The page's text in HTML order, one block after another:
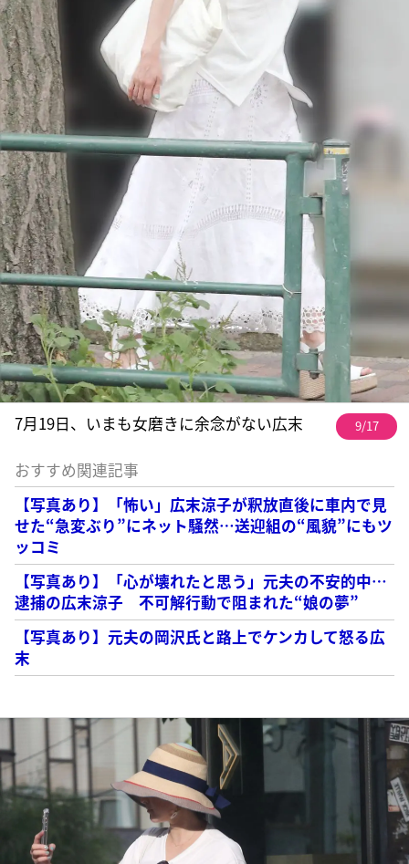
7月19日、いまも女磨きに余念がない広末 9/17
おすすめ関連記事
【写真あり】「怖い」広末涼子が釈放直後に車内で見
せた“急変ぶり”にネット騒然…送迎組の“風貌”にもツ
ッコミ
【写真あり】「心が壊れたと思う」元夫の不安的中…
逮捕の広末涼子 不可解行動で阻まれた“娘の夢”
【写真あり】元夫の岡沢氏と路上でケンカして怒る広
末